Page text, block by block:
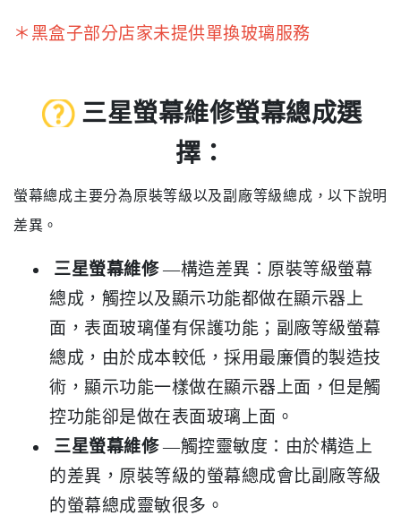
＊黑盒子部分店家未提供單換玻璃服務
三星螢幕維修螢幕總成選
擇：
螢幕總成主要分為原裝等級以及副廠等級總成，以下說明
差異。
三星螢幕維修 —構造差異：原裝等級螢幕
總成，觸控以及顯示功能都做在顯示器上
面，表面玻璃僅有保護功能；副廠等級螢幕
總成，由於成本較低，採用最廉價的製造技
術，顯示功能一樣做在顯示器上面，但是觸
控功能卻是做在表面玻璃上面。
三星螢幕維修 —觸控靈敏度：由於構造上
的差異，原裝等級的螢幕總成會比副廠等級
的螢幕總成靈敏很多。